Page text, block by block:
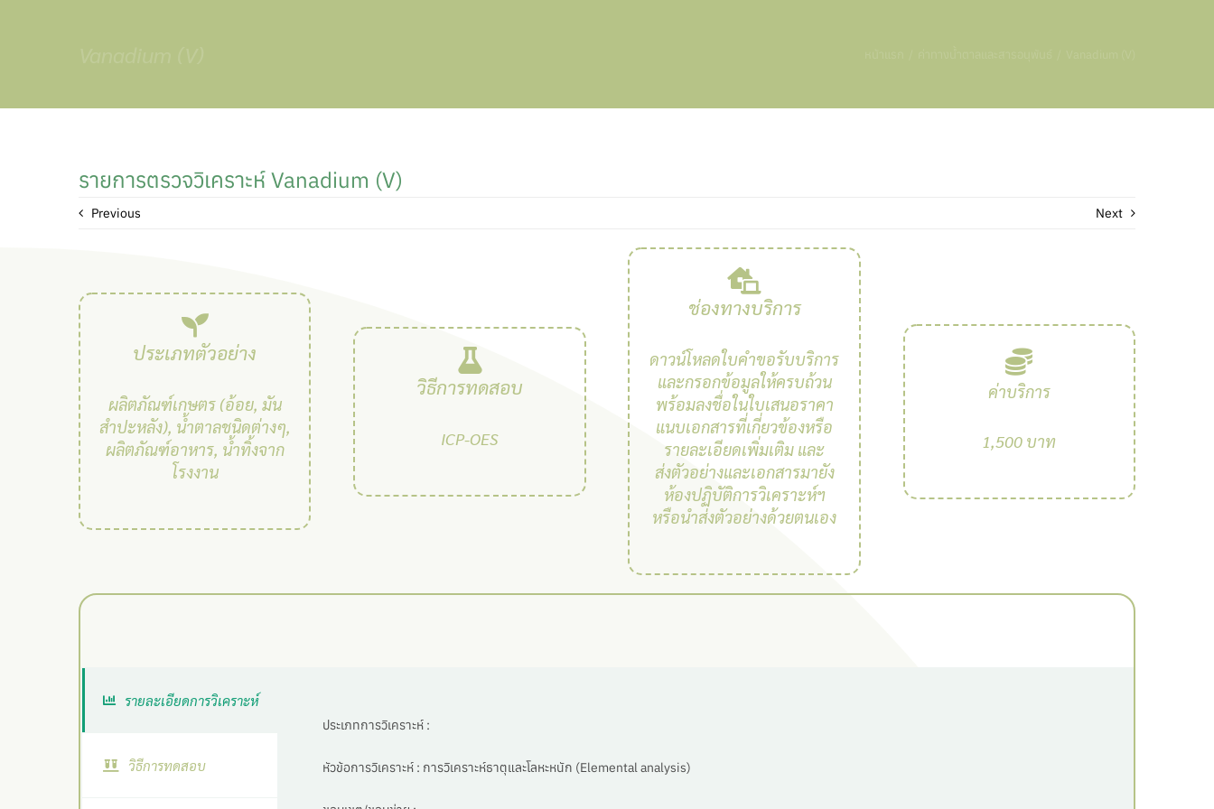
รายการตรวจวิเคราะห์ Vanadium (V)
Previous Next
ประเภทตัวอย่าง
ผลิตภัณฑ์เกษตร (อ้อย, มัน
สำปะหลัง), น้ำตาลชนิดต่างๆ,
ผลิตภัณฑ์อาหาร, น้ำทิ้งจาก
โรงงาน
วิธีการทดสอบ
ICP-OES
ช่องทางบริการ
ดาวน์โหลดใบคำขอรับบริการ
และกรอกข้อมูลให้ครบถ้วน
พร้อมลงชื่อในใบเสนอราคา
แนบเอกสารที่เกี่ยวข้องหรือ
รายละเอียดเพิ่มเติม และ
ส่งตัวอย่างและเอกสารมายัง
ห้องปฏิบัติการวิเคราะห์ฯ
หรือนำส่งตัวอย่างด้วยตนเอง
ค่าบริการ
1,500 บาท
รายละเอียดการวิเคราะห์
วิธีการทดสอบ
ประเภทการวิเคราะห์ :
หัวข้อการวิเคราะห์ : การวิเคราะห์ธาตุและโลหะหนัก (Elemental analysis)